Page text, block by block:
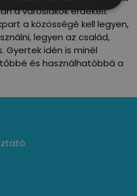
a városlakók érdekeit
a közösségé kell legyen,
legyen az család,
idén is minél
és használhatóbbá a